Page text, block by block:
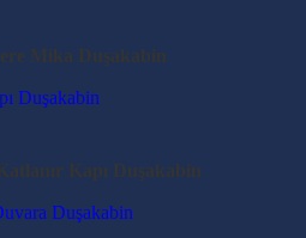
Mika Duşakabin
Kapı Duşakabin